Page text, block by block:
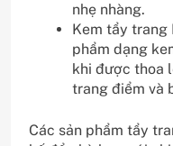
nhẹ nhàng.
Kem tẩy trang
phẩm dạng
khi được thoa
trang điểm và
Các sản phẩm tẩy